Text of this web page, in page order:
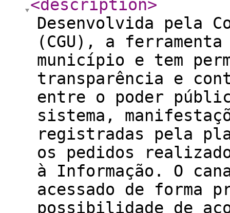
<description>
Desenvolvida pela
(CGU), a
município e tem
transparência e
entre o poder
sistema,
registradas pela
os pedidos
à Informação. O
acessado de forma
possibilidade de